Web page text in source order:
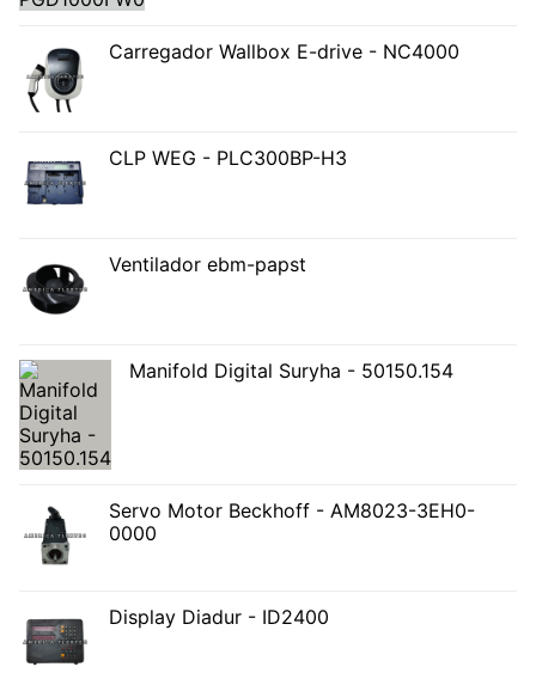
Carregador Wallbox E-drive - NC4000
CLP WEG - PLC300BP-H3
Ventilador ebm-papst
Manifold Digital Suryha - 50150.154
Servo Motor Beckhoff - AM8023-3EH0-
0000
Display Diadur - ID2400